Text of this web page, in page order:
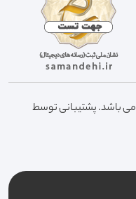
می باشد. پشتیبانی توسط